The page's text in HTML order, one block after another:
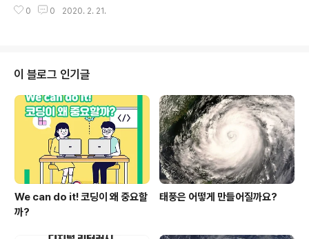
입국 유학생 지원을 위한 대책 수립과 입국 학생 현황 관리,
공항 입국단계 수송 지원, 의심증상자 등 임시거주공간 마
공동으로 중국 입국 유학생 대책회의를 개최하였다. ○ 이
날 회의에는 서울시, 유학생 밀집지역 구청장 9명(중구․종
로구․성동구․광진구․동대문구․성북구․서대문구․마포구․동
작구)과 유학생 1천명 이상 대학 총장(건국대, 경희대, 고려
대, 동국대, 성균관대, 이화여대, 중앙대, 한양대, 홍익대)이
참석했다. ​ □ 서..
0 0 2020. 2. 21.
이 블로그 인기글
We can do it! 코딩이 왜 중요할
까?
태풍은 어떻게 만들어질까요?